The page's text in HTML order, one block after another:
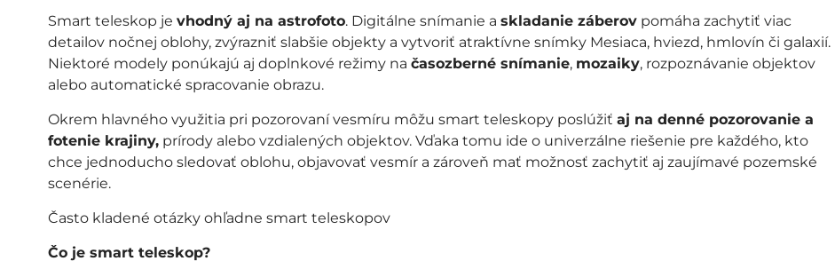
Smart teleskop je vhodný aj na astrofoto. Digitálne snímanie a skladanie záberovpomáha zachytiť viac
detailov nočnej oblohy, zvýrazniť slabšie objekty a vytvoriť atraktívne snímky Mesiaca, hviezd, hmlovín či galaxií.
Niektoré modely ponúkajú aj doplnkové režimy na časozberné snímanie, mozaiky, rozpoznávanie objektov
alebo automatické spracovanie obrazu.
Okrem hlavného využitia pri pozorovaní vesmíru môžu smart teleskopy poslúžiť aj na denné pozorovanie a
fotenie krajiny,prírody alebo vzdialených objektov. Vďaka tomu ide o univerzálne riešenie pre každého, kto
chce jednoducho sledovať oblohu, objavovať vesmír a zároveň mať možnosť zachytiť aj zaujímavé pozemské
scenérie.
Často kladené otázky ohľadne smart teleskopov
Čo je smart teleskop?